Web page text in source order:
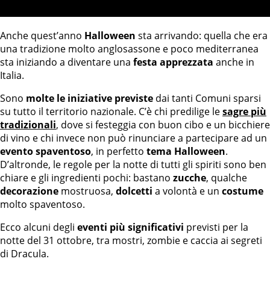
Anche quest’anno Halloween sta arrivando: quella che era
una tradizione molto anglosassone e poco mediterranea
sta iniziando a diventare una festa apprezzata anche in
Italia.
Sono molte le iniziative previste dai tanti Comuni sparsi
su tutto il territorio nazionale. C’è chi predilige lesagre più
tradizionali, dove si festeggia con buon cibo e un bicchiere
di vino e chi invece non può rinunciare a partecipare ad un
evento spaventoso, in perfetto tema Halloween.
D’altronde, le regole per la notte di tutti gli spiriti sono ben
chiare e gli ingredienti pochi: bastano zucche, qualche
decorazione mostruosa, dolcetti a volontà e un costume
molto spaventoso.
Ecco alcuni degli eventi più significativi previsti per la
notte del 31 ottobre, tra mostri, zombie e caccia ai segreti
di Dracula.